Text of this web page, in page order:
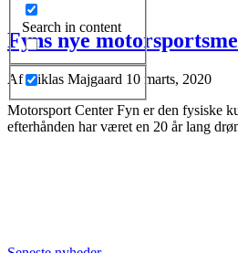
Search in content
Fyns nye
AfNiklas Majgaard 10 marts, 2020
Motorsport Center Fyn er den fysiske
efterhånden har været en 20 år lang